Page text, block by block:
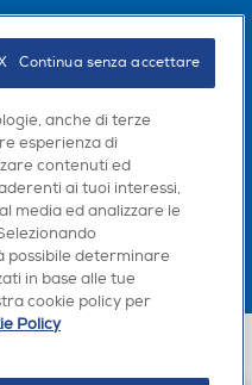
anche di terze
esperienza di
contenuti ed
ai tuoi interessi,
media ed analizzare le
possibile determinare
in base alle tue
cookie policy per
Policy
Continua senza accettare